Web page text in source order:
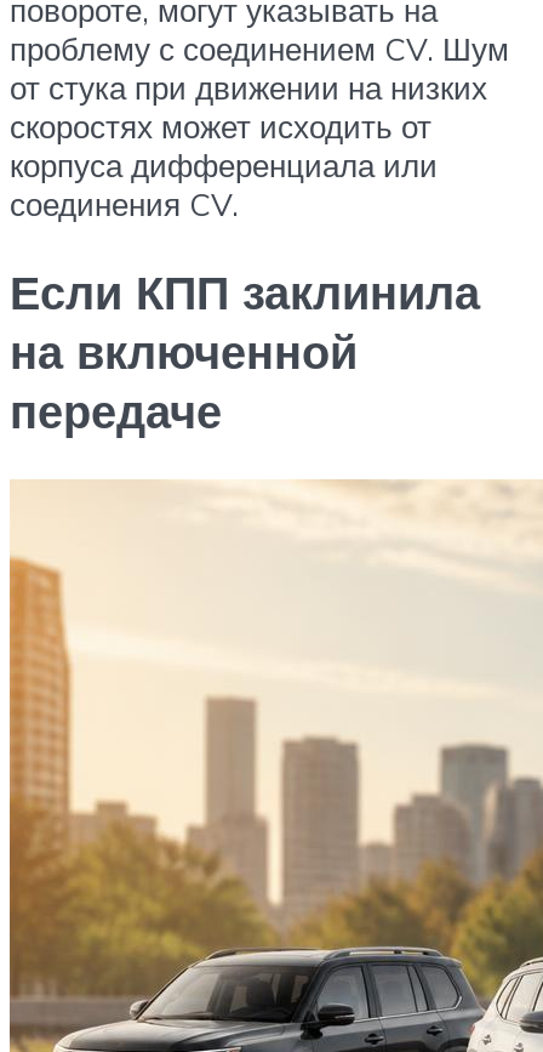
повороте, могут указывать на
проблему с соединением CV. Шум
от стука при движении на низких
скоростях может исходить от
корпуса дифференциала или
соединения CV.
Если КПП заклинила
на включенной
передаче